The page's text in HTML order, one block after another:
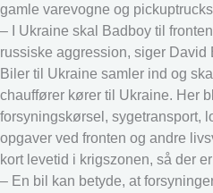
gamle varevogne og
– I Ukraine skal Badboy til
russiske aggression, siger David
Biler til Ukraine samler ind og
chauffører kører til Ukraine. Her
forsyningskørsel, sygetransport,
opgaver ved fronten og andre
kort levetid i krigszonen, så der
– En bil kan betyde, at